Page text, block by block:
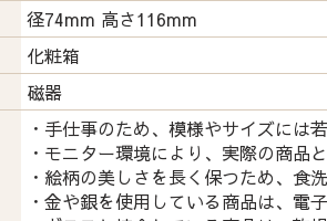
径74mm 高さ116mm
化粧箱
磁器
・手仕事のため、模様やサイズには
・モニター環境により、実際の商品
・絵柄の美しさを長く保つため、食
・金や銀を使用している商品は、電